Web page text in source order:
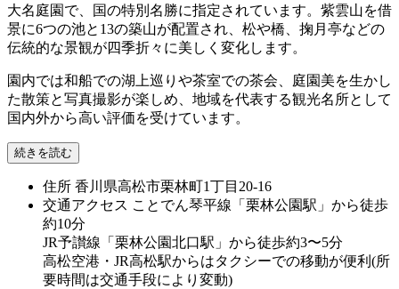
大名庭園で、国の特別名勝に指定されています。紫雲山を借
景に6つの池と13の築山が配置され、松や橋、掬月亭などの
伝統的な景観が四季折々に美しく変化します。
園内では和船での湖上巡りや茶室での茶会、庭園美を生かし
た散策と写真撮影が楽しめ、地域を代表する観光名所として
国内外から高い評価を受けています。
続きを読む
住所 香川県高松市栗林町1丁目20-16
交通アクセス ことでん琴平線「栗林公園駅」から徒歩
約10分
JR予讃線「栗林公園北口駅」から徒歩約3〜5分
高松空港・JR高松駅からはタクシーでの移動が便利(所
要時間は交通手段により変動)